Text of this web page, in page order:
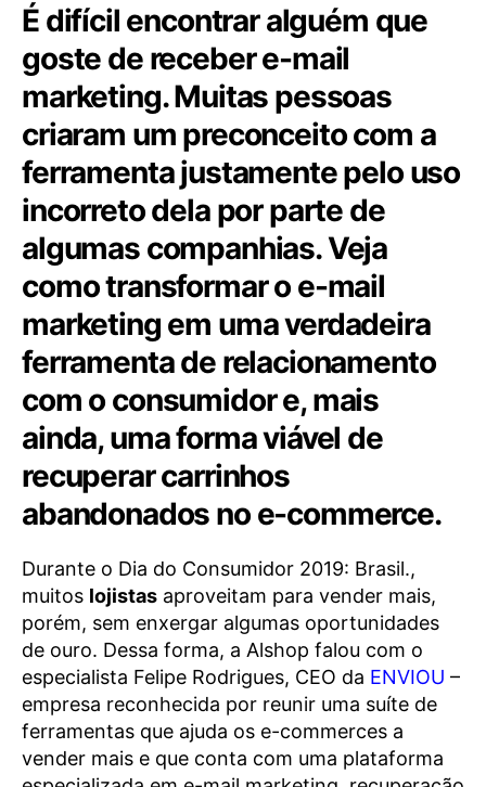
É difícil encontrar alguém que
goste de receber e-mail
marketing. Muitas pessoas
criaram um preconceito com a
ferramenta justamente pelo uso
incorreto dela por parte de
algumas companhias. Veja
como transformar o e-mail
marketing em uma verdadeira
ferramenta de relacionamento
com o consumidor e, mais
ainda, uma forma viável de
recuperar carrinhos
abandonados no e-commerce.
Durante o Dia do Consumidor 2019: Brasil.,
muitos lojistas aproveitam para vender mais,
porém, sem enxergar algumas oportunidades
de ouro. Dessa forma, a Alshop falou com o
especialista Felipe Rodrigues, CEO da ENVIOU –
empresa reconhecida por reunir uma suíte de
ferramentas que ajuda os e-commerces a
vender mais e que conta com uma plataforma